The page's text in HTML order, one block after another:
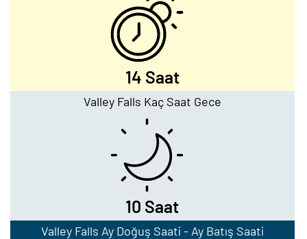
14 Saat
Valley Falls Kaç Saat Gece
10 Saat
Valley Falls Ay Doğuş Saati - Ay Batış Saati